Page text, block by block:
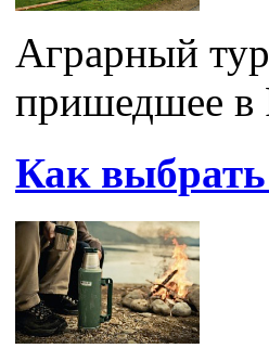
Аграрный
пришедшее в
Как выбрать